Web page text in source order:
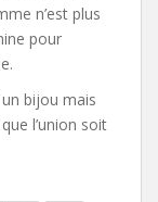
n’est plus
pour
bijou mais
l’union soit